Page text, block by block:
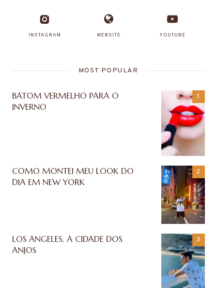
INSTAGRAM WEBSITE YOUTUBE
MOST POPULAR
BATOM VERMELHO PARA O
INVERNO
COMO MONTEI MEU LOOK DO
DIA EM NEW YORK
LOS ANGELES, A CIDADE DOS
ANJOS